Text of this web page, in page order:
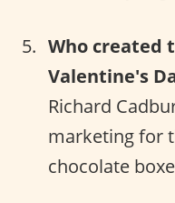
Who created
Valentine's
Richard
marketing for
chocolate